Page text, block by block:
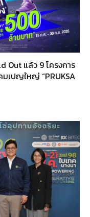
แล้ว 9 โครงการ
มเปญใหญ่ “PRUKSA